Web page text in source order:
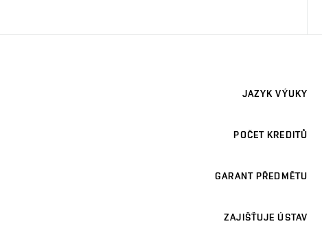
JAZYK VÝUKY
POČET KREDITŮ
GARANT PŘEDMĚTU
ZAJIŠŤUJE ÚSTAV